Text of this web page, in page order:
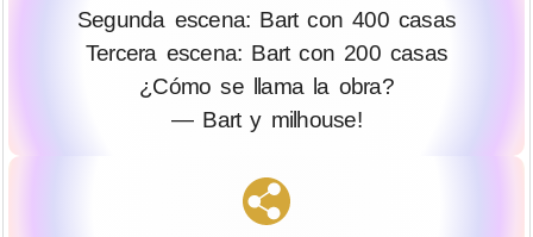
Segunda escena: Bart con 400 casas
Tercera escena: Bart con 200 casas
¿Cómo se llama la obra?
— Bart y milhouse!